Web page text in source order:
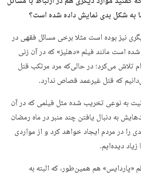
به شکل بدی نمایش داده شده است؟
نیز بوده است مثلا برخی مسائل فقهی در
است مانند فیلم «دهلیز» که در آن زنی
تلاش می‌کرد؛ در حالی‌که مرد مرتکب قتل
که قتل غیرعمد قصاص ندارد.
به نوعی تخریب شده مثل فیلمی که در آن
به دنبال یافتن چند منبر در ماه رمضان
را در مردم ایجاد خواهد کرد و از مواردی
دیده‌ایم.
«پاردایس» هم همین‌طور، که البته به